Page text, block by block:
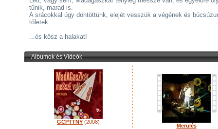
tűnik, marad is.
A srácokkal úgy döntöttünk, elejét vesszük a végének és
tőletek.
...és kösz a halakat!
Albumok és Videók
GCPTTNY (2008)
Merülés